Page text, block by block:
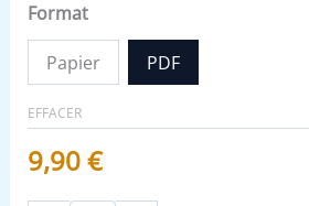
Format
Papier PDF
EFFACER
9,90€